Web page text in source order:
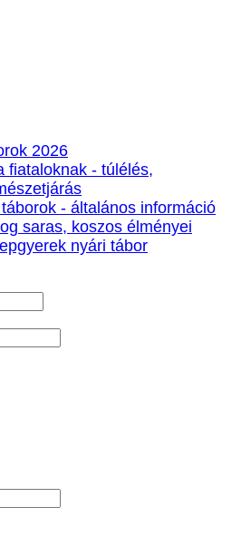
2026
fiataloknak - túlélés,
- általános információ
saras, koszos élményei
nyári tábor